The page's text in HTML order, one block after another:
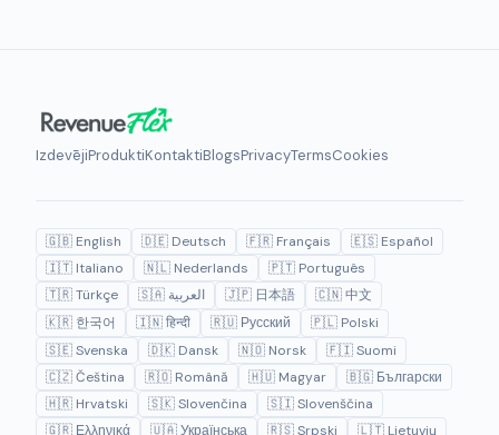
IzdevējiProduktiKontaktiBlogsPrivacyTermsCookies
🇬🇧 English 🇩🇪 Deutsch 🇫🇷 Français
🇪🇸 Español
🇮🇹 Italiano
🇳🇱 Nederlands
🇵🇹 Português
🇹🇷 Türkçe
🇸🇦 العربية 🇯🇵 日本語
🇨🇳 中文
🇰🇷 한국어
🇮🇳 हिन्दी 🇷🇺 Русский
🇵🇱 Polski
🇸🇪 Svenska
🇩🇰 Dansk 🇳🇴 Norsk
🇫🇮 Suomi
🇨🇿 Čeština
🇷🇴 Română 🇭🇺 Magyar
🇧🇬 Български
🇭🇷 Hrvatski
🇸🇰 Slovenčina
🇸🇮 Slovenščina
🇬🇷 Ελληνικά
🇺🇦 Українська 🇷🇸 Srpski
🇱🇹 Lietuvių